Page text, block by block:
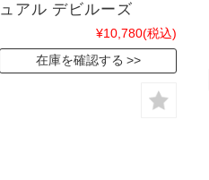
ュアル デビルーズ
¥10,780(税込)
在庫を確認する